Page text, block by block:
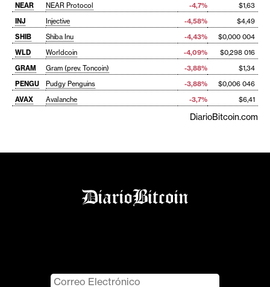
NEAR NEAR Protocol -4,7%
$1,63
INJ
Injective -4,58%
$4,49
SHIB
Shiba Inu -4,43%
$0,000 004
WLD
Worldcoin -4,09%
$0,298 016
GRAM
Gram (prev. Toncoin) -3,88%
$1,34
PENGU
Pudgy Penguins -3,88%
$0,006 046
AVAX
Avalanche -3,7% $6,41
DiarioBitcoin.com